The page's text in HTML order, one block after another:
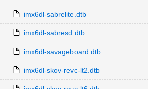
imx6dl-sabrelite.dtb
imx6dl-sabresd.dtb
imx6dl-savageboard.dtb
imx6dl-skov-revc-lt2.dtb